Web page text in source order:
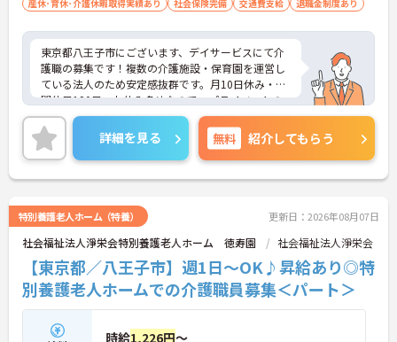
産休･育休･介護休暇取得実績あり
社会保険完備 交通費支給 退職金制度あり
東京都八王子市にございます、デイサービスにて介
護職の募集です！複数の介護施設・保育園を運営し
ている法人のため安定感抜群です。月10日休み・年
間休日120日、お休み多めなので、プライベートの
時間もしっかり確保できます！
駐車場もあるのでマイカー通勤可能です。住宅手当
の支給含め、各種手当も充実しておりますので、長
期的な就業をしやすい環境です。ご興味のある方は
お気軽にお問い合わせください。
詳細を見る 無料 紹介してもらう
特別養護老人ホーム（特養） 更新日：2026年08月07日
社会福祉法人淨栄会特別養護老人ホーム 徳寿園 社会福祉法人淨栄会
【東京都／八王子市】週1日～OK♪昇給あり◎特
別養護老人ホームでの介護職員募集＜パート＞
時給1,226円～